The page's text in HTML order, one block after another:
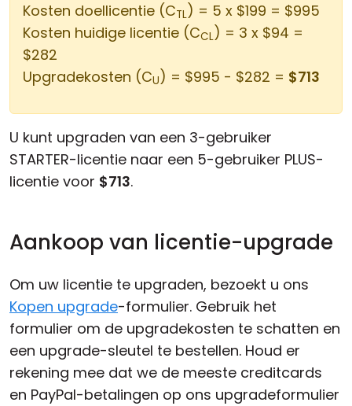
Kosten doellicentie (CTL) = 5 x $199 = $995
Kosten huidige licentie (CCL) = 3 x $94 =
$282
Upgradekosten (CU) = $995 - $282 = $713
U kunt upgraden van een 3-gebruiker
STARTER-licentie naar een 5-gebruiker PLUS-
licentie voor $713.
Aankoop van licentie-upgrade
Om uw licentie te upgraden, bezoekt u ons
Kopen upgrade-formulier. Gebruik het
formulier om de upgradekosten te schatten en
een upgrade-sleutel te bestellen. Houd er
rekening mee dat we de meeste creditcards
en PayPal-betalingen op ons upgradeformulier